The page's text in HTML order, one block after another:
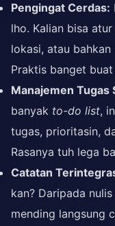
Pengingat Cerdas:
lho. Kalian bisa
lokasi, atau
Praktis banget
Manajemen Tugas
banyak to-do list,
tugas, prioritasin,
Rasanya tuh lega
Catatan
kan? Daripada
mending langsung